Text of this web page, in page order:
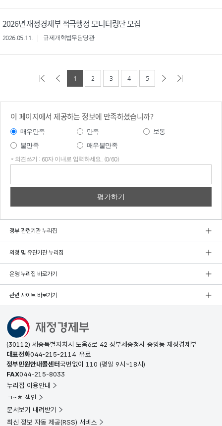
2026년 재정경제부 적극행정 모니터링단 모집
2026.05.11. 규제개혁법무담당관
1 2 3 4 5
이 페이지에서 제공하는 정보에 만족하셨습니까?
매우만족 만족
보통
불만족
매우불만족
* 의견쓰기 : 60자 이내로 입력하세요. (0/60)
정부 관련기관 누리집
외청 및 유관기관 누리집
운영 누리집 바로가기
관련 사이트 바로가기
(30112) 세종특별자치시 도움6로 42 정부세종청사 중앙동 재정경제부
대표전화044-215-2114 유료
정부민원안내콜센터국번없이 110 (평일 9시~18시)
FAX044-215-8033
누리집 이용안내
ㄱ~ㅎ 색인
문서보기 내려받기
최신 정보 자동 제공(RSS) 서비스